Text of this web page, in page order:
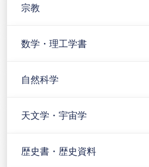
宗教
数学・理工学書
自然科学
天文学・宇宙学
歴史書・歴史資料